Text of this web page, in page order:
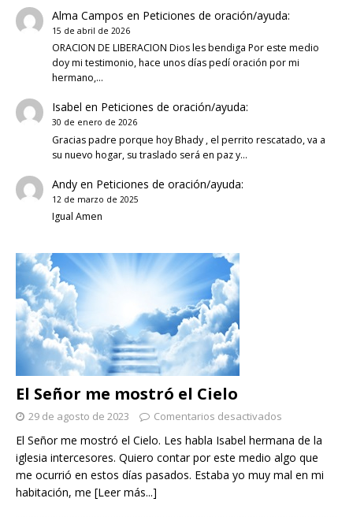
Alma Campos en Peticiones de oración/ayuda:
15 de abril de 2026
ORACION DE LIBERACION Dios les bendiga Por este medio
doy mi testimonio, hace unos días pedí oración por mi
hermano,…
Isabel en Peticiones de oración/ayuda:
30 de enero de 2026
Gracias padre porque hoy Bhady , el perrito rescatado, va a
su nuevo hogar, su traslado será en paz y…
Andyen Peticiones de oración/ayuda:
12 de marzo de 2025
Igual Amen
El Señor me mostró el Cielo
29 de agosto de 2023 Comentarios desactivados
El Señor me mostró el Cielo. Les habla Isabel hermana de la
iglesia intercesores. Quiero contar por este medio algo que
me ocurrió en estos días pasados. Estaba yo muy mal en mi
habitación, me [Leer más...]